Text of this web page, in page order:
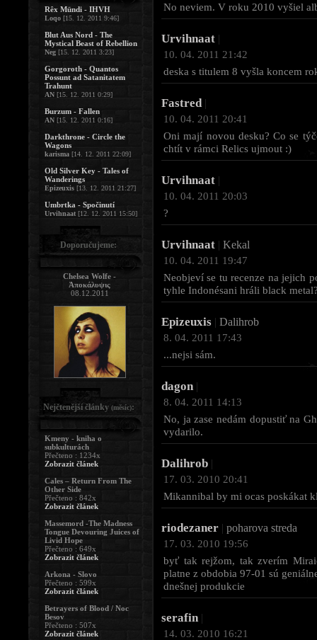
No neviem. V roku 2010 vyšiel
Urvihnaat |
10. 04. 2011 21:42
deska s titulem 8 vyšla koncem
Fastred |
10. 04. 2011 20:41
Oni mají novou desku? Co se
chtít v rámci Relics ujmout :)
Urvihnaat |
10. 04. 2011 20:03
?
Urvihnaat | Kekal
10. 04. 2011 19:47
Neobjeví se tu recenze na jejich
tyhle Indonésani hráli black
Epizeuxis | Dalihrob
8. 04. 2011 17:43
...nejsi sám.
dagon |
8. 04. 2011 14:13
No, ja zase nedám dopustiť na
vydarilo.
Dalihrob |
17. 03. 2010 20:41
Mikannibal by mi ocas poskákat
riodezaner | poharova streda
17. 03. 2010 19:56
byť tak rejžom, tak zverím
platne z obdobia 97-01 sú
dnešnej produkcie
serafin |
14. 03. 2010 16:21
Rêx Mündi - IHVH
Loqo [15. 12. 2011 9:46]
Blut Aus Nord - The
Mystical Beast of Rebellion
Neg [15. 12. 2011 3:23]
Gorgoroth - Quantos
Possunt ad Satanitatem
Trahunt
AN [15. 12. 2011 0:29]
Burzum - Fallen
AN [15. 12. 2011 0:16]
Darkthrone - Circle the
Wagons
karisma [14. 12. 2011 22:09]
Old Silver Key - Tales of
Wanderings
Epizeuxis [13. 12. 2011 21:27]
Umbrtka - Spočinutí
Urvihnaat [12. 12. 2011 15:50]
Doporučujeme:
Chelsea Wolfe -
Ἀποκάλυψις
08.12.2011
Nejčtenější články (měsíc):
Kmeny - kniha o
subkulturách
Přečteno : 1234x
Zobrazit článek
Cales – Return From The
Other Side
Přečteno : 842x
Zobrazit článek
Massemord -The Madness
Tongue Devouring Juices of
Livid Hope
Přečteno : 649x
Zobrazit článek
Arkona - Slovo
Přečteno : 599x
Zobrazit článek
Betrayers of Blood / Noc
Besov
Přečteno : 507x
Zobrazit článek